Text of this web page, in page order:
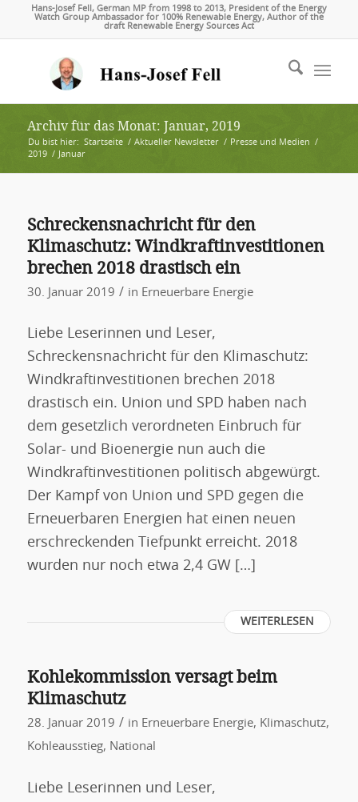
Hans-Josef Fell, German MP from 1998 to 2013, President of the Energy
Watch Group Ambassador for 100% Renewable Energy, Author of the
draft Renewable Energy Sources Act
Archiv für das Monat: Januar, 2019
Du bist hier: Startseite / Aktueller Newsletter / Presse und Medien
/
2019 / Januar
Schreckensnachricht für den
Klimaschutz: Windkraftinvestitionen
brechen 2018 drastisch ein
30. Januar 2019 / in Erneuerbare Energie
Liebe Leserinnen und Leser,
Schreckensnachricht für den Klimaschutz:
Windkraftinvestitionen brechen 2018
drastisch ein. Union und SPD haben nach
dem gesetzlich verordneten Einbruch für
Solar- und Bioenergie nun auch die
Windkraftinvestitionen politisch abgewürgt.
Der Kampf von Union und SPD gegen die
Erneuerbaren Energien hat einen neuen
erschreckenden Tiefpunkt erreicht. 2018
wurden nur noch etwa 2,4 GW […]
WEITERLESEN
Kohlekommission versagt beim
Klimaschutz
28. Januar 2019 / in Erneuerbare Energie, Klimaschutz,
Kohleausstieg, National
Liebe Leserinnen und Leser,